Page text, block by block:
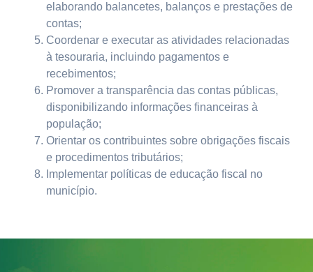
elaborando balancetes, balanços e prestações de
contas;
Coordenar e executar as atividades relacionadas
à tesouraria, incluindo pagamentos e
recebimentos;
Promover a transparência das contas públicas,
disponibilizando informações financeiras à
população;
Orientar os contribuintes sobre obrigações fiscais
e procedimentos tributários;
Implementar políticas de educação fiscal no
município.